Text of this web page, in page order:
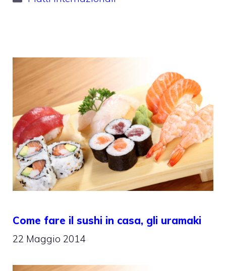
Come fare il sushi in casa, gli uramaki
22 Maggio 2014